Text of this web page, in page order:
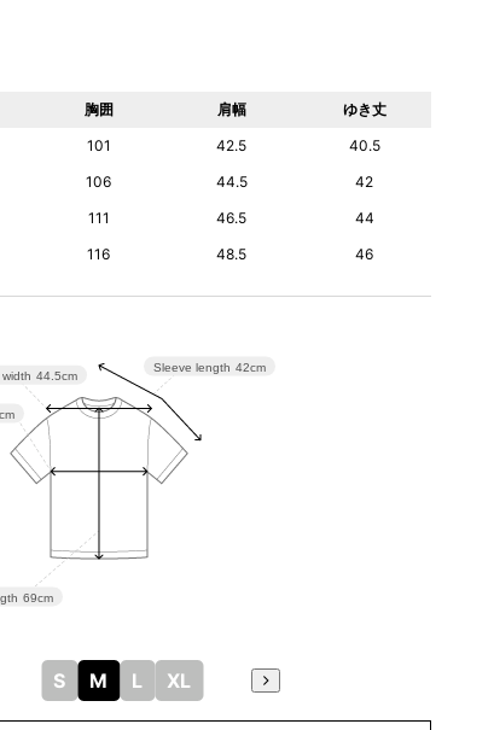
胸囲 肩幅
ゆき丈
101 42.5
40.5
106 44.5
42
111 46.5
44
116 48.5 46
Sleeve length 42cm
69cm
44.5cm
S M L XL